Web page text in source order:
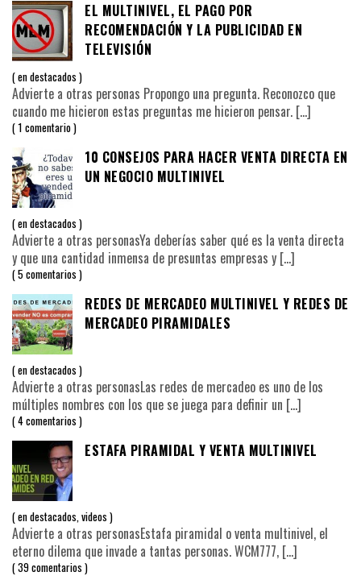
EL MULTINIVEL, EL PAGO POR
RECOMENDACIÓN Y LA PUBLICIDAD EN
TELEVISIÓN
endestacados
Advierte a otras personas Propongo una pregunta. Reconozco que
cuando me hicieron estas preguntas me hicieron pensar. […]
1 comentario
10 CONSEJOS PARA HACER VENTA DIRECTA EN
UN NEGOCIO MULTINIVEL
endestacados
Advierte a otras personasYa deberías saber qué es la venta directa
y que una cantidad inmensa de presuntas empresas y […]
5 comentarios
REDES DE MERCADEO MULTINIVEL Y REDES DE
MERCADEO PIRAMIDALES
endestacados
Advierte a otras personasLas redes de mercadeo es uno de los
múltiples nombres con los que se juega para definir un […]
4 comentarios
ESTAFA PIRAMIDAL Y VENTA MULTINIVEL
endestacados,videos
Advierte a otras personasEstafa piramidal o venta multinivel, el
eterno dilema que invade a tantas personas. WCM777, […]
39 comentarios